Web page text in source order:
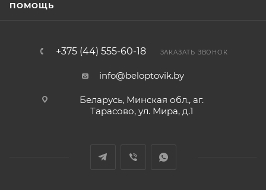
ПОМОЩЬ
+375 (44) 555-60-18 ЗАКАЗАТЬ ЗВОНОК
info@beloptovik.by
Беларусь, Минская обл., аг.
Тарасово, ул. Мира, д.1